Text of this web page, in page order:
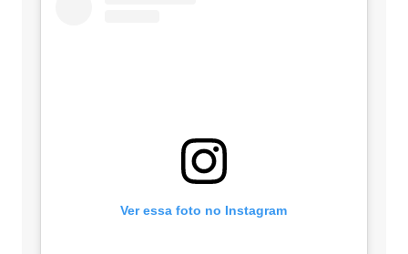
Ver essa foto no Instagram